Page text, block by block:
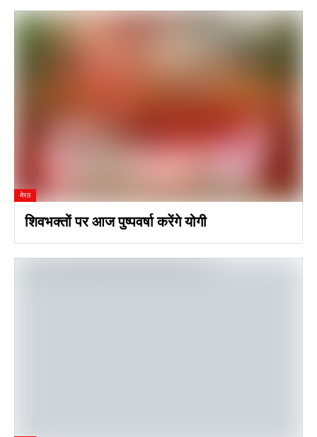
मेरठ
शिवभक्तों पर आज पुष्पवर्षा करेंगे योगी